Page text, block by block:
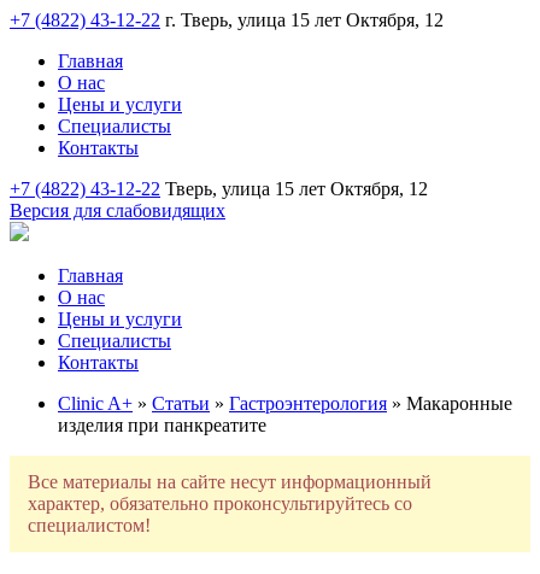
+7 (4822) 43-12-22 г. Тверь, улица 15 лет Октября, 12
Главная
О нас
Цены и услуги
Специалисты
Контакты
+7 (4822) 43-12-22 Тверь, улица 15 лет Октября, 12
Версия для слабовидящих
Главная
О нас
Цены и услуги
Специалисты
Контакты
Clinic A+ » Статьи » Гастроэнтерология » Макаронные
изделия при панкреатите
Все материалы на сайте несут информационный
характер, обязательно проконсультируйтесь со
специалистом!